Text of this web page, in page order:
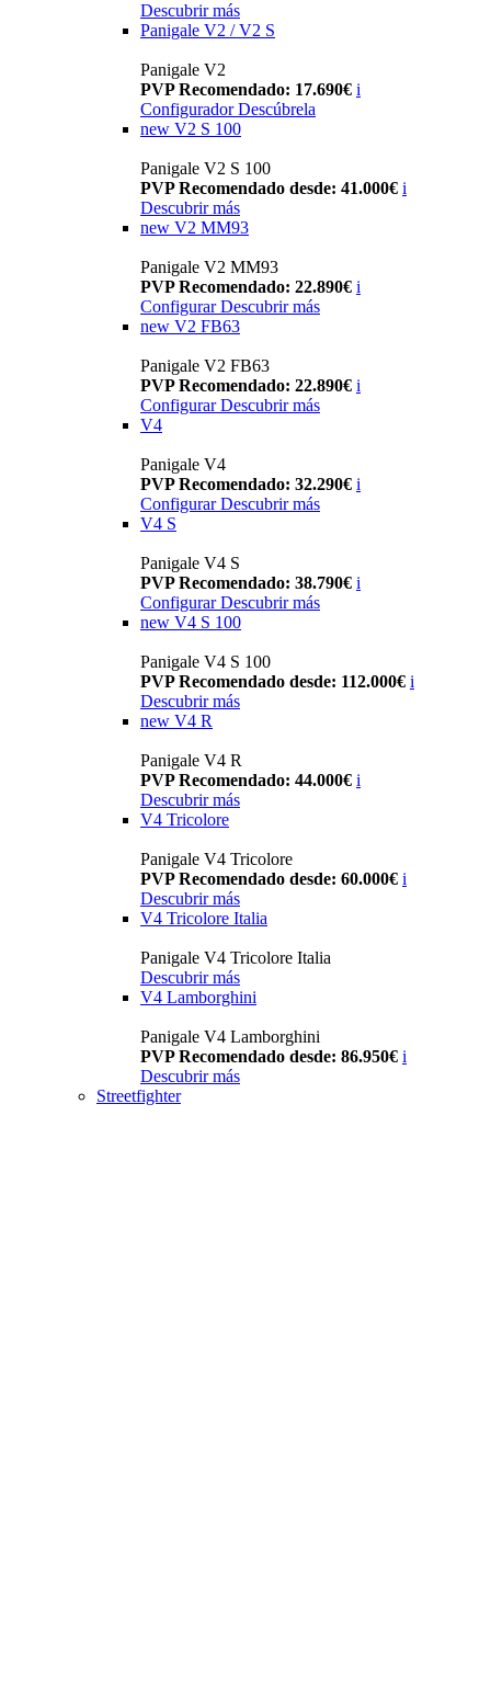
Descubrir más
Panigale V2 / V2 S
Panigale V2
PVP Recomendado: 17.690€ i
Configurador Descúbrela
new V2 S 100
Panigale V2 S 100
PVP Recomendado desde: 41.000€ i
Descubrir más
new V2 MM93
Panigale V2 MM93
PVP Recomendado: 22.890€ i
Configurar Descubrir más
new V2 FB63
Panigale V2 FB63
PVP Recomendado: 22.890€ i
Configurar Descubrir más
V4
Panigale V4
PVP Recomendado: 32.290€ i
Configurar Descubrir más
V4 S
Panigale V4 S
PVP Recomendado: 38.790€ i
Configurar Descubrir más
new V4 S 100
Panigale V4 S 100
PVP Recomendado desde: 112.000€ i
Descubrir más
new V4 R
Panigale V4 R
PVP Recomendado: 44.000€ i
Descubrir más
V4 Tricolore
Panigale V4 Tricolore
PVP Recomendado desde: 60.000€ i
Descubrir más
V4 Tricolore Italia
Panigale V4 Tricolore Italia
Descubrir más
V4 Lamborghini
Panigale V4 Lamborghini
PVP Recomendado desde: 86.950€ i
Descubrir más
Streetfighter